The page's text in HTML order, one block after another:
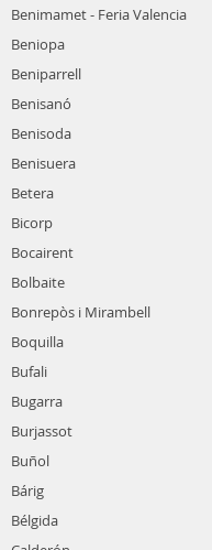
Benimamet - Feria Valencia
Beniopa
Beniparrell
Benisanó
Benisoda
Benisuera
Betera
Bicorp
Bocairent
Bolbaite
Bonrepòs i Mirambell
Boquilla
Bufali
Bugarra
Burjassot
Buñol
Bárig
Bélgida